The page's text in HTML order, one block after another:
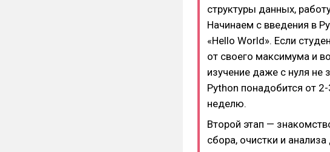
структуры данных,
Начинаем с введения в
«Hello World». Если
от своего максимума и
изучение даже с нуля не
Python понадобится от
неделю.
Второй этап —
сбора, очистки и